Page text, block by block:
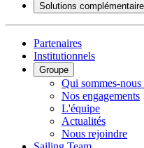
Solutions
Partenaires
Institutionnels
Groupe
Qui sommes-nous
Nos engagements
L'équipe
Actualités
Nous rejoindre